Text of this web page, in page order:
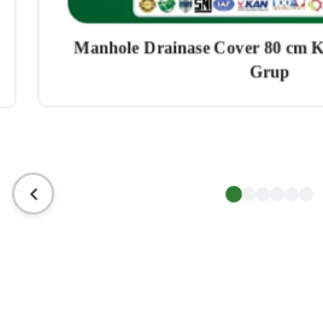
Manhole Drainase Cover 80 cm
Grup